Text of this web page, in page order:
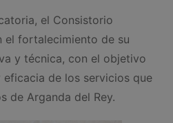
el Consistorio
el fortalecimiento de su
y técnica, con el objetivo
de los servicios que
de Arganda del Rey.